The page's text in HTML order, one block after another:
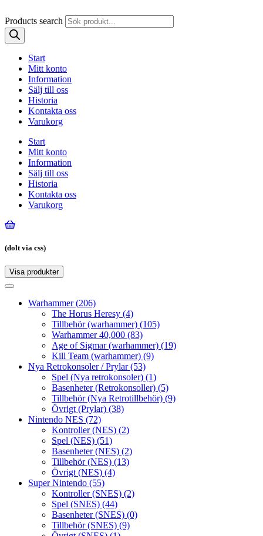
Products search
Start
Mitt konto
Information
Sälj till oss
Historia
Kontakta oss
Varukorg
Start
Mitt konto
Information
Sälj till oss
Historia
Kontakta oss
Varukorg
(dolt via css)
Visa produkter
Toggle
Toggle
navigationWarhammer(206)
The Horus Heresy (4)
Tillbehör (warhammer) (105)
Warhammer 40,000 (83)
Age of Sigmar (warhammer) (19)
Kill Team (warhammer) (9)
Nya Retrokonsoler / Prylar(53)
Spel (Nya retrokonsoler) (1)
Basenheter (Retrokonsoller) (5)
Tillbehör (Nya Retrotillbehör) (9)
Övrigt (Prylar) (38)
Nintendo NES (72)
Kontroller (NES) (2)
Spel (NES) (51)
Basenheter (NES) (2)
Tillbehör (NES) (13)
Övrigt (NES) (4)
Super Nintendo (55)
Kontroller (SNES) (2)
Spel (SNES) (44)
Basenheter (SNES) (0)
Tillbehör (SNES) (9)